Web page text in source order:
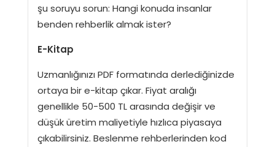
şu soruyu sorun: Hangi konuda insanlar
benden rehberlik almak ister?
E-Kitap
Uzmanlığınızı PDF formatında derlediğinizde
ortaya bir e-kitap çıkar. Fiyat aralığı
genellikle 50-500 TL arasında değişir ve
düşük üretim maliyetiyle hızlıca piyasaya
çıkabilirsiniz. Beslenme rehberlerinden kod